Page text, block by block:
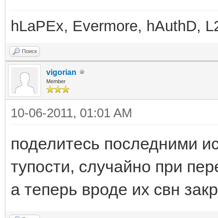
00 78 00 00 00 23 00
F0 |
3F D8 CC C6 EF 12
28 |
40 00 00 00 00 00 00
00 |
00 00 00 00 00 01 00
00 |
FF FF FF FF 00 00 00
00 |
hLaPEx, Evermore, hAuthD,
Поиск
vigorian
Member
10-06-2011, 01:01 AM
поделитесь последними
тупости, случайно при
а теперь вроде их свн